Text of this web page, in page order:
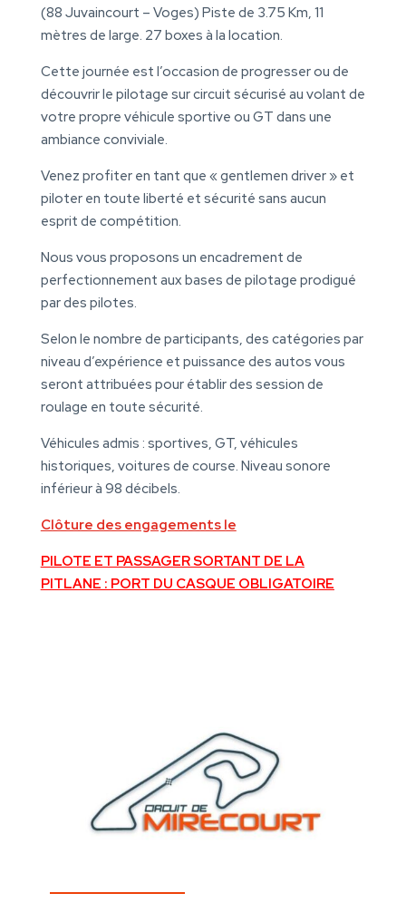
(88 Juvaincourt – Voges) Piste de 3.75 Km, 11
mètres de large. 27 boxes à la location.
Cette journée est l’occasion de progresser ou de
découvrir le pilotage sur circuit sécurisé au volant de
votre propre véhicule sportive ou GT dans une
ambiance conviviale.
Venez profiter en tant que « gentlemen driver » et
piloter en toute liberté et sécurité sans aucun
esprit de compétition.
Nous vous proposons un encadrement de
perfectionnement aux bases de pilotage prodigué
par des pilotes.
Selon le nombre de participants, des catégories par
niveau d’expérience et puissance des autos vous
seront attribuées pour établir des session de
roulage en toute sécurité.
Véhicules admis : sportives, GT, véhicules
historiques, voitures de course. Niveau sonore
inférieur à 98 décibels.
Clôture des engagements le
PILOTE ET PASSAGER SORTANT DE LA
PITLANE : PORT DU CASQUE OBLIGATOIRE